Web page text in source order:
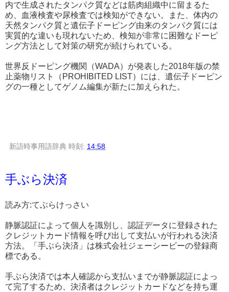
内で生成されたタンパク質などは筋肉組織中に留まるた
め、血液検査や尿検査では検知ができない。また、体内の
天然タンパク質と遺伝子ドーピング由来のタンパク質には
実質的な違いも現れないため、検知が非常に困難なドーピ
ング方法として対策の研究が続けられている。
世界反ドーピング機関（WADA）が発表した2018年版の禁
止薬物リスト（PROHIBITED LIST）には、遺伝子ドーピン
グの一種としてゲノム編集が新たに加えられた。
新語時事用語辞典 時刻: 14:58
手ぶら決済
読み方:てぶらけっさい
静脈認証によって個人を識別し、認証データに登録された
クレジットカード情報を呼び出して支払いが行われる決済
方法。「手ぶら決済」は株式会社ジェーシービーの登録商
標である。
手ぶら決済では本人確認から支払いまでが静脈認証によっ
て完了するため、決済者はクレジットカードなどを持ち運